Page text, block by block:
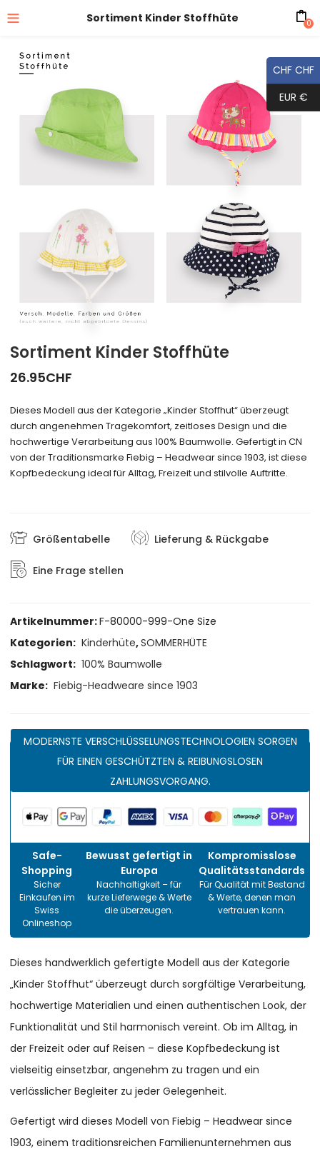
Sortiment Kinder Stoffhüte 0
Sortiment Kinder Stoffhüte
26.95CHF
Dieses Modell aus der Kategorie „Kinder Stoffhut“ überzeugt
durch angenehmen Tragekomfort, zeitloses Design und die
hochwertige Verarbeitung aus 100% Baumwolle. Gefertigt in CN
von der Traditionsmarke Fiebig – Headwear since 1903, ist diese
Kopfbedeckung ideal für Alltag, Freizeit und stilvolle Auftritte.
Größentabelle Lieferung & Rückgabe
Eine Frage stellen
Artikelnummer:F-80000-999-One Size
Kategorien: Kinderhüte,SOMMERHÜTE
Schlagwort: 100% Baumwolle
Marke: Fiebig-Headweare since 1903
MODERNSTE VERSCHLÜSSELUNGSTECHNOLOGIEN SORGEN
FÜR EINEN GESCHÜTZTEN & REIBUNGSLOSEN
ZAHLUNGSVORGANG.
Safe-
Shopping
Sicher
Einkaufen im
Swiss
Onlineshop
Bewusst gefertigt in
Europa
Nachhaltigkeit – für
kurze Lieferwege & Werte
die überzeugen.
Kompromisslose
Qualitätsstandards
Für Qualität mit Bestand
& Werte, denen man
vertrauen kann.
Dieses handwerklich gefertigte Modell aus der Kategorie
„Kinder Stoffhut“ überzeugt durch sorgfältige Verarbeitung,
hochwertige Materialien und einen authentischen Look, der
Funktionalität und Stil harmonisch vereint. Ob im Alltag, in
der Freizeit oder auf Reisen – diese Kopfbedeckung ist
vielseitig einsetzbar, angenehm zu tragen und ein
verlässlicher Begleiter zu jeder Gelegenheit.
Gefertigt wird dieses Modell von Fiebig – Headwear since
1903, einem traditionsreichen Familienunternehmen aus
CHF CHF
EUR €